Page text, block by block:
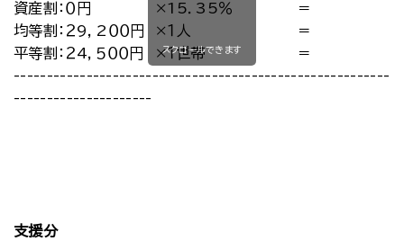
資産割：０円
×15．35％
＝
均等割：２9，2００円
×１人
＝
平等割：２4，５００円
×１世帯
＝
---------------------
スクロールできます
支援分